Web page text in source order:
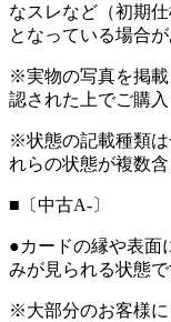
なスレなど（初期
となっている場合が
※実物の写真を掲
認された上でご購入
※状態の記載種類
れらの状態が複数
■〔中古A-〕
●カードの縁や表面
みが見られる状態で
※大部分のお客様に